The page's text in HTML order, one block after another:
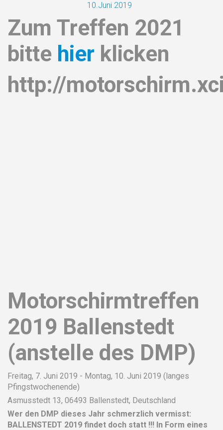
Zum Treffen 2021
bitte hier klicken
http://
Motorschirmtreffen
2019 Ballenstedt
(anstelle des DMP)
Freitag, 7. Juni 2019 - Montag, 10. Juni 2019 (langes
Pfingstwochenende)
Asmusstedt 13, 06493 Ballenstedt, Deutschland
Wer den DMP dieses Jahr schmerzlich vermisst:
BALLENSTEDT 2019 findet doch statt !!! In Form eines